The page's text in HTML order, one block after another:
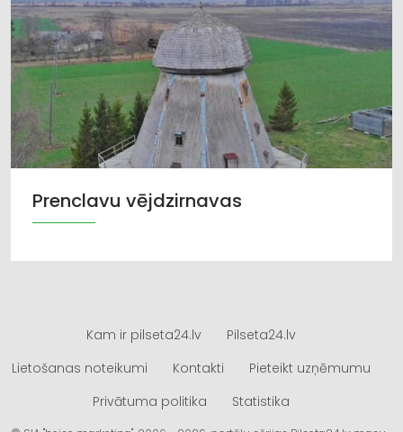
Prenclavu vējdzirnavas
Kam ir pilseta24.lv
Pilseta24.lv
Lietošanas noteikumi
Kontakti
Pieteikt uzņēmumu
Privātuma politika
Statistika